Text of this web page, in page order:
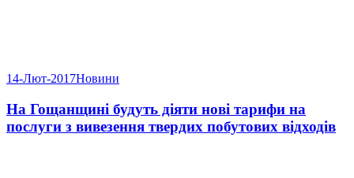
14-Лют-2017Новини
На Гощанщині будуть діяти нові тарифи на
послуги з вивезення твердих побутових відходів